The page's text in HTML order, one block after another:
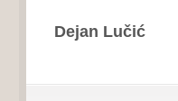
Dejan Lučić